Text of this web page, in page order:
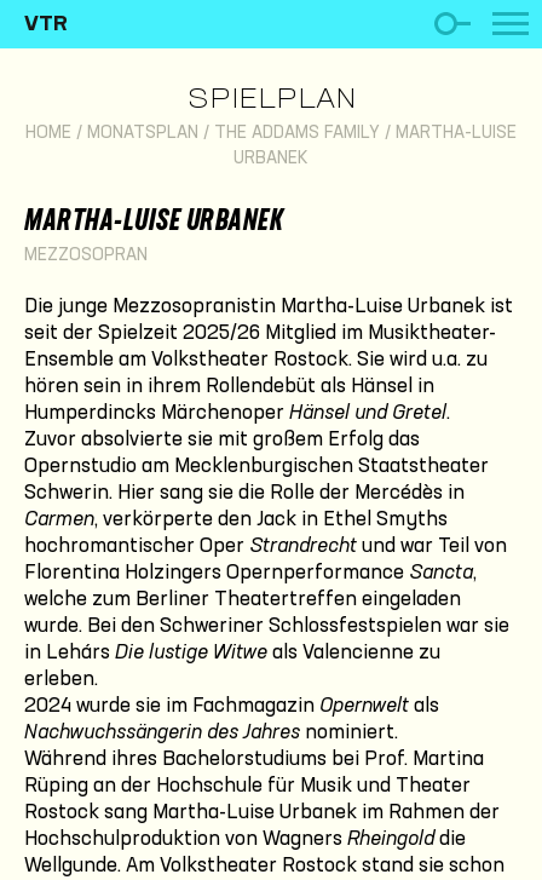
VTR
SPIELPLAN
HOME / MONATSPLAN / THE ADDAMS FAMILY / MARTHA-LUISE
URBANEK
MARTHA-LUISE URBANEK
MEZZOSOPRAN
Die junge Mezzosopranistin Martha-Luise Urbanek ist
seit der Spielzeit 2025/26 Mitglied im Musiktheater-
Ensemble am Volkstheater Rostock. Sie wird u.a. zu
hören sein in ihrem Rollendebüt als Hänsel in
Humperdincks Märchenoper Hänsel und Gretel.
Zuvor absolvierte sie mit großem Erfolg das
Opernstudio am Mecklenburgischen Staatstheater
Schwerin. Hier sang sie die Rolle der Mercédès in
Carmen, verkörperte den Jack in Ethel Smyths
hochromantischer Oper Strandrecht und war Teil von
Florentina Holzingers Opernperformance Sancta,
welche zum Berliner Theatertreffen eingeladen
wurde. Bei den Schweriner Schlossfestspielen war sie
in Lehárs Die lustige Witwe als Valencienne zu
erleben.
2024 wurde sie im Fachmagazin Opernwelt als
Nachwuchssängerin des Jahres nominiert.
Während ihres Bachelorstudiums bei Prof. Martina
Rüping an der Hochschule für Musik und Theater
Rostock sang Martha-Luise Urbanek im Rahmen der
Hochschulproduktion von Wagners Rheingolddie
Wellgunde. Am Volkstheater Rostock stand sie schon